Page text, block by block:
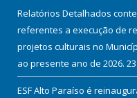
Relatórios Detalhados
referentes a execução de
projetos culturais no
ao presente ano de 2026.
ESF Alto Paraíso é